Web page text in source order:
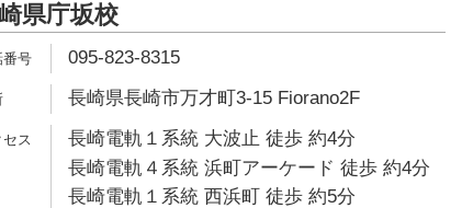
県庁坂校
095-823-8315
長崎県長崎市万才町3-15 Fiorano2F
長崎電軌１系統 大波止 徒歩 約4分
長崎電軌４系統 浜町アーケード 徒歩 約4分
長崎電軌１系統 西浜町 徒歩 約5分